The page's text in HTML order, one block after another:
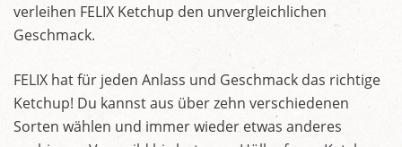
verleihen FELIX Ketchup den unvergleichlichen
Geschmack.
FELIX hat für jeden Anlass und Geschmack das richtige
Ketchup! Du kannst aus über zehn verschiedenen
Sorten wählen und immer wieder etwas anderes